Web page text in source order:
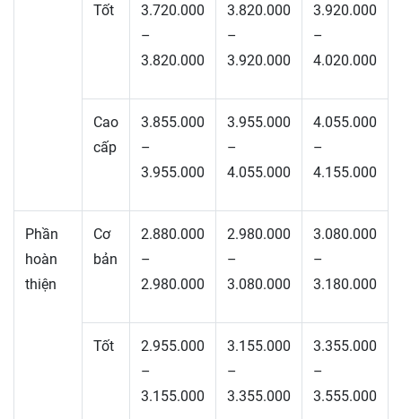
Tốt
3.720.000
–
3.820.000
3.820.000
–
3.920.000
3.920.000
–
4.020.000
Cao
cấp
3.855.000
–
3.955.000
3.955.000
–
4.055.000
4.055.000
–
4.155.000
Phần
hoàn
thiện
Cơ
bản
2.880.000
–
2.980.000
2.980.000
–
3.080.000
3.080.000
–
3.180.000
Tốt
2.955.000
–
3.155.000
3.155.000
–
3.355.000
3.355.000
–
3.555.000